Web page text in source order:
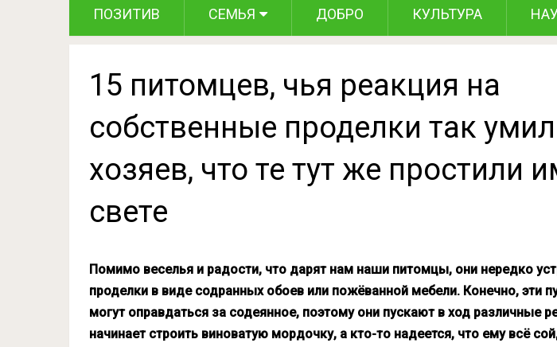
ПОЗИТИВ СЕМЬЯ ДОБРО КУЛЬТУРА
15 питомцев, чья реакция на
собственные проделки так
хозяев, что те тут же простили
свете
Помимо веселья и радости, что дарят нам наши питомцы, они нередко
проделки в виде содранных обоев или пожёванной мебели. Конечно, эти
могут оправдаться за содеянное, поэтому они пускают в ход различные
начинает строить виноватую мордочку, а кто-то надеется, что ему всё